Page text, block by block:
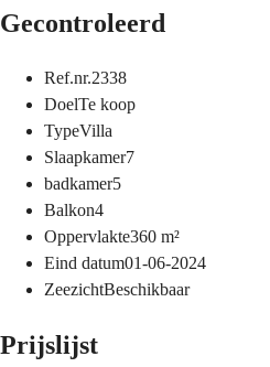
Gecontroleerd
Ref.nr.2338
DoelTe koop
TypeVilla
Slaapkamer7
badkamer5
Balkon4
Oppervlakte360 m²
Eind datum01-06-2024
ZeezichtBeschikbaar
Prijslijst